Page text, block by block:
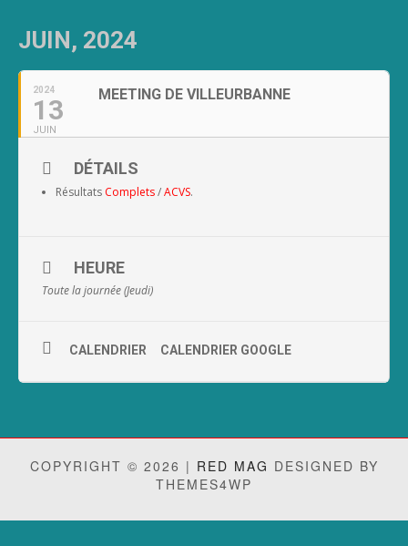
JUIN, 2024
2024
13
JUIN
MEETING DE VILLEURBANNE
DÉTAILS
Résultats Complets/ACVS.
HEURE
Toute la journée (Jeudi)
CALENDRIER CALENDRIER GOOGLE
COPYRIGHT © 2026 | RED MAG DESIGNED BY
THEMES4WP